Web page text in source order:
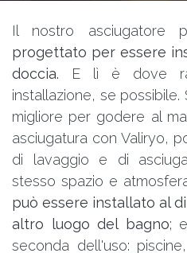
Il nostro asciugatore
progettato per essere
doccia. E lì è dove
installazione, se
migliore per godere al
asciugatura con Valiryo,
di lavaggio e di
stesso spazio e
può essere installato al
altro luogo del bagno;
seconda dell'uso: